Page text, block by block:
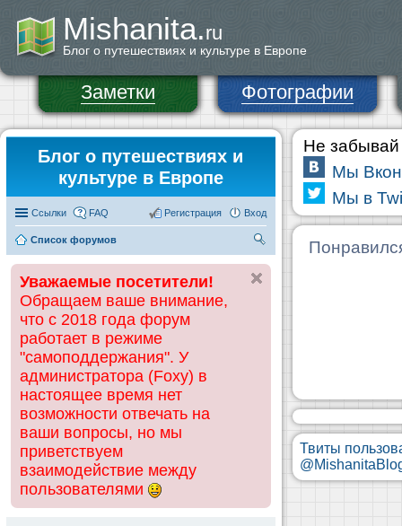
Mishanita.ru
Блог о путешествиях и культуре в Европе
Заметки Фотографии
Блог о путешествиях и
культуре в Европе
Ссылки FAQ Вход
Регистрация
Список форумов
ск
Уважаемые посетители!
Обращаем ваше внимание,
что с 2018 года форум
работает в режиме
"самоподдержания". У
администратора (Foxy) в
настоящее время нет
возможности отвечать на
ваши вопросы, но мы
приветствуем
взаимодействие между
пользователями
Не забывай
Мы
Мы в
Твиты